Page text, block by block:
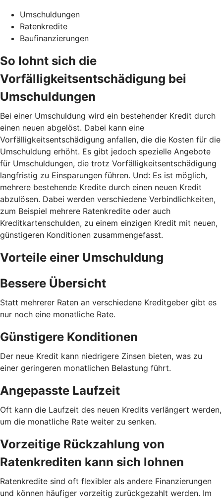
Umschuldungen
Ratenkredite
Baufinanzierungen
So lohnt sich die
Vorfälligkeitsentschädigung bei
Umschuldungen
Bei einer Umschuldung wird ein bestehender Kredit durch
einen neuen abgelöst. Dabei kann eine
Vorfälligkeitsentschädigung anfallen, die die Kosten für die
Umschuldung erhöht. Es gibt jedoch spezielle Angebote
für Umschuldungen, die trotz Vorfälligkeitsentschädigung
langfristig zu Einsparungen führen. Und: Es ist möglich,
mehrere bestehende Kredite durch einen neuen Kredit
abzulösen. Dabei werden verschiedene Verbindlichkeiten,
zum Beispiel mehrere Ratenkredite oder auch
Kreditkartenschulden, zu einem einzigen Kredit mit neuen,
günstigeren Konditionen zusammengefasst.
Vorteile einer Umschuldung
Bessere Übersicht
Statt mehrerer Raten an verschiedene Kreditgeber gibt es
nur noch eine monatliche Rate.
Günstigere Konditionen
Der neue Kredit kann niedrigere Zinsen bieten, was zu
einer geringeren monatlichen Belastung führt.
Angepasste Laufzeit
Oft kann die Laufzeit des neuen Kredits verlängert werden,
um die monatliche Rate weiter zu senken.
Vorzeitige Rückzahlung von
Ratenkrediten kann sich lohnen
Ratenkredite sind oft flexibler als andere Finanzierungen
und können häufiger vorzeitig zurückgezahlt werden. Im